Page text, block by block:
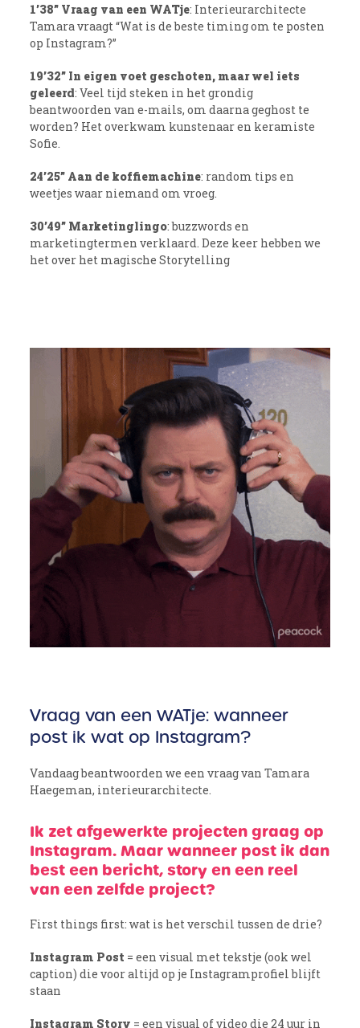
1’38” Vraag van een WATje: Interieurarchitecte
Tamara vraagt “Wat is de beste timing om te posten
op Instagram?”
19’32” In eigen voet geschoten, maar wel iets
geleerd: Veel tijd steken in het grondig
beantwoorden van e-mails, om daarna geghost te
worden? Het overkwam kunstenaar en keramiste
Sofie.
24’25” Aan de koffiemachine: random tips en
weetjes waar niemand om vroeg.
30’49” Marketinglingo: buzzwords en
marketingtermen verklaard. Deze keer hebben we
het over het magische Storytelling
Vraag van een WATje: wanneer
post ik wat op Instagram?
Vandaag beantwoorden we een vraag van Tamara
Haegeman, interieurarchitecte.
Ik zet afgewerkte projecten graag op
Instagram. Maar wanneer post ik dan
best een bericht, story en een reel
van een zelfde project?
First things first: wat is het verschil tussen de drie?
Instagram Post = een visual met tekstje (ook wel
caption) die voor altijd op je Instagramprofiel blijft
staan
Instagram Story = een visual of video die 24 uur in